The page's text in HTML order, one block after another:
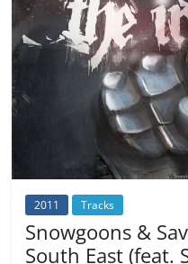
2011 Tracks
Snowgoons &
South East (feat.